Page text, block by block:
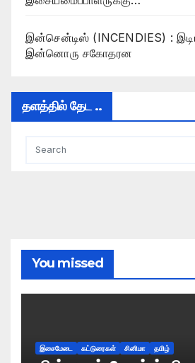
இன்சென்டிஸ் (INCENDIES) :
இன்னொரு சகோதரன
தளத்தில் தேட ..
You missed
இசைமேடை கட்டுரைகள் சினிமா தமிழ்